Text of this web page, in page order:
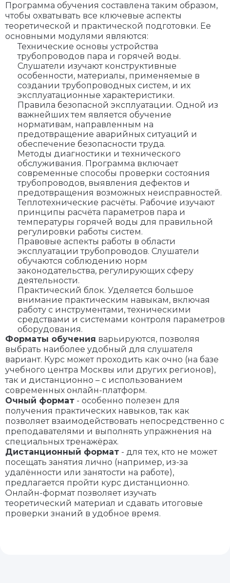
Программа обучения составлена таким образом,
чтобы охватывать все ключевые аспекты
теоретической и практической подготовки. Ее
основными модулями являются:
Технические основы устройства
трубопроводов пара и горячей воды.
Слушатели изучают конструктивные
особенности, материалы, применяемые в
создании трубопроводных систем, и их
эксплуатационные характеристики.
Правила безопасной эксплуатации. Одной из
важнейших тем является обучение
нормативам, направленным на
предотвращение аварийных ситуаций и
обеспечение безопасности труда.
Методы диагностики и технического
обслуживания. Программа включает
современные способы проверки состояния
трубопроводов, выявления дефектов и
предотвращения возможных неисправностей.
Теплотехнические расчёты. Рабочие изучают
принципы расчёта параметров пара и
температуры горячей воды для правильной
регулировки работы систем.
Правовые аспекты работы в области
эксплуатации трубопроводов. Слушатели
обучаются соблюдению норм
законодательства, регулирующих сферу
деятельности.
Практический блок. Уделяется большое
внимание практическим навыкам, включая
работу с инструментами, техническими
средствами и системами контроля параметров
оборудования.
Форматы обучения варьируются, позволяя
выбрать наиболее удобный для слушателя
вариант. Курс может проходить как очно (на базе
учебного центра Москвы или других регионов),
так и дистанционно – с использованием
современных онлайн-платформ.
Очный формат - особенно полезен для
получения практических навыков, так как
позволяет взаимодействовать непосредственно с
преподавателями и выполнять упражнения на
специальных тренажёрах.
Дистанционный формат - для тех, кто не может
посещать занятия лично (например, из-за
удалённости или занятости на работе),
предлагается пройти курс дистанционно.
Онлайн-формат позволяет изучать
теоретический материал и сдавать итоговые
проверки знаний в удобное время.